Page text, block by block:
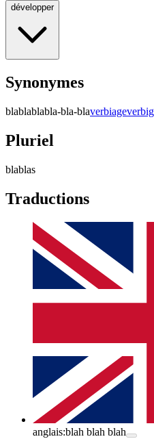
développer
Synonymes
blablablabla-bla-blaverbiage
Pluriel
blablas
Traductions
anglais:blah blah blah